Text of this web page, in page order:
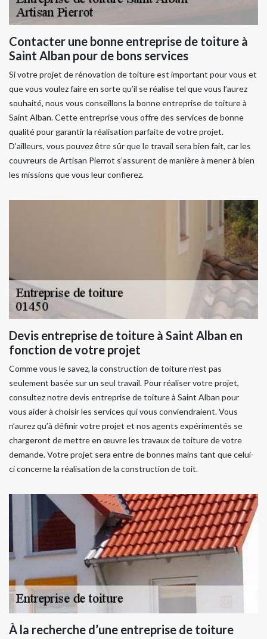
Contacter une bonne entreprise de toiture à
Saint Alban pour de bons services
Si votre projet de rénovation de toiture est important pour vous et
que vous voulez faire en sorte qu’il se réalise tel que vous l’aurez
souhaité, nous vous conseillons la bonne entreprise de toiture à
Saint Alban. Cette entreprise vous offre des services de bonne
qualité pour garantir la réalisation parfaite de votre projet.
D’ailleurs, vous pouvez être sûr que le travail sera bien fait, car les
couvreurs de Artisan Pierrot s’assurent de manière à mener à bien
les missions que vous leur confierez.
Devis entreprise de toiture à Saint Alban en
fonction de votre projet
Comme vous le savez, la construction de toiture n’est pas
seulement basée sur un seul travail. Pour réaliser votre projet,
consultez notre devis entreprise de toiture à Saint Alban pour
vous aider à choisir les services qui vous conviendraient. Vous
n’aurez qu’à définir votre projet et nos agents expérimentés se
chargeront de mettre en œuvre les travaux de toiture de votre
demande. Votre projet sera entre de bonnes mains tant que celui-
ci concerne la réalisation de la construction de toit.
À la recherche d’une entreprise de toiture